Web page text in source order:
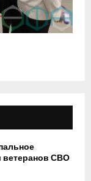
ветеранов СВО